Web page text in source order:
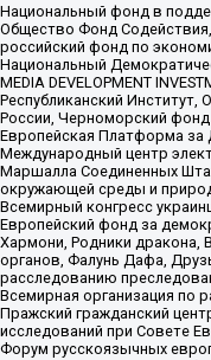
Национальный фонд в
Общество Фонд
российский фонд по
Национальный
MEDIA DEVELOPMENT
Республиканский
России, Черноморский фонд
Европейская Платформа
Международный центр
Маршалла Соединенных
окружающей среды и
Всемирный конгресс
Европейский фонд за
Хармони, Родники дракона,
органов, Фалунь Дафа,
расследованию
Всемирная организация по
Пражский гражданский
исследований при Совете
Форум русскоязычных